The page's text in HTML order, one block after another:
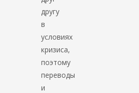
другу
в
условиях
кризиса,
поэтому
переводы
и